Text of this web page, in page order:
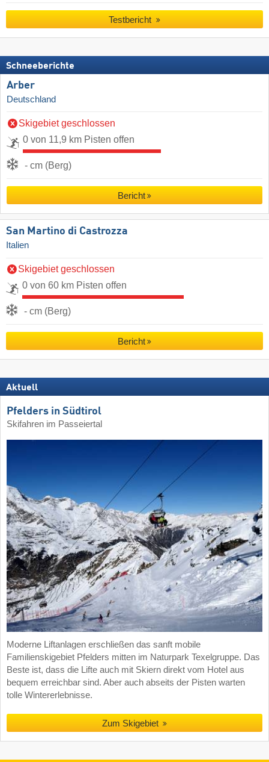
Testbericht
Schneeberichte
Arber
Deutschland
Skigebiet geschlossen
0 von 11,9 km Pisten offen
- cm (Berg)
Bericht
San Martino di Castrozza
Italien
Skigebiet geschlossen
0 von 60 km Pisten offen
- cm (Berg)
Bericht
Aktuell
Pfelders in Südtirol
Skifahren im Passeiertal
Moderne Liftanlagen erschließen das sanft mobile
Familienskigebiet Pfelders mitten im Naturpark Texelgruppe. Das
Beste ist, dass die Lifte auch mit Skiern direkt vom Hotel aus
bequem erreichbar sind. Aber auch abseits der Pisten warten
tolle Wintererlebnisse.
Zum Skigebiet